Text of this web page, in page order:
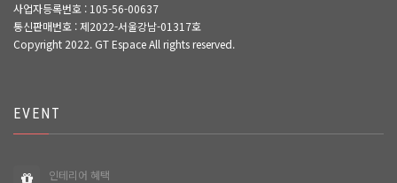
사업자등록번호 : 105-56-00637
통신판매번호 : 제2022-서울강남-01317호
Copyright 2022. GT Espace All rights reserved.
EVENT
인테리어 혜택